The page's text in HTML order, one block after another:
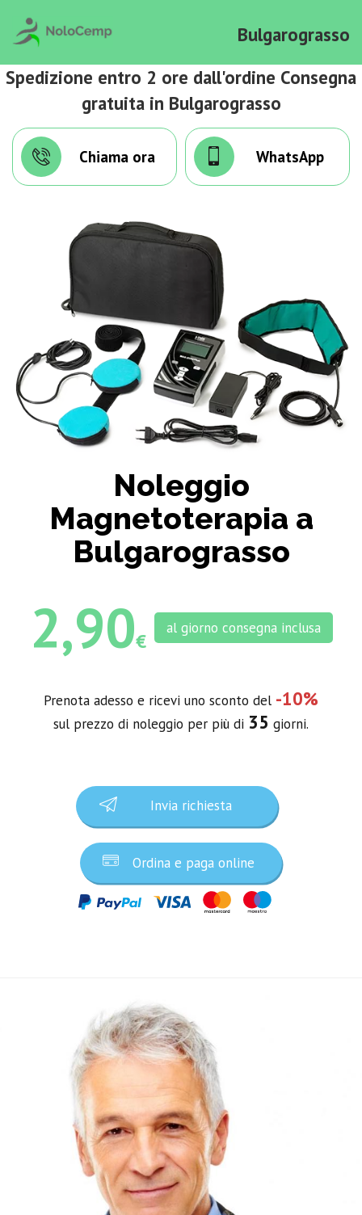
Bulgarograsso
Spedizione entro 2 ore dall'ordine Consegna
gratuita in Bulgarograsso
Chiama ora WhatsApp
Noleggio
Magnetoterapia a
Bulgarograsso
2,90€
al giorno consegna inclusa
Prenota adesso e ricevi uno sconto del -10%
sul prezzo di noleggio per più di 35 giorni.
Invia richiesta
Ordina e paga online